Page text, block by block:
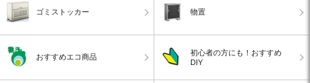
ゴミストッカー 物置
おすすめエコ商品
初心者の方にも！おすすめ
DIY